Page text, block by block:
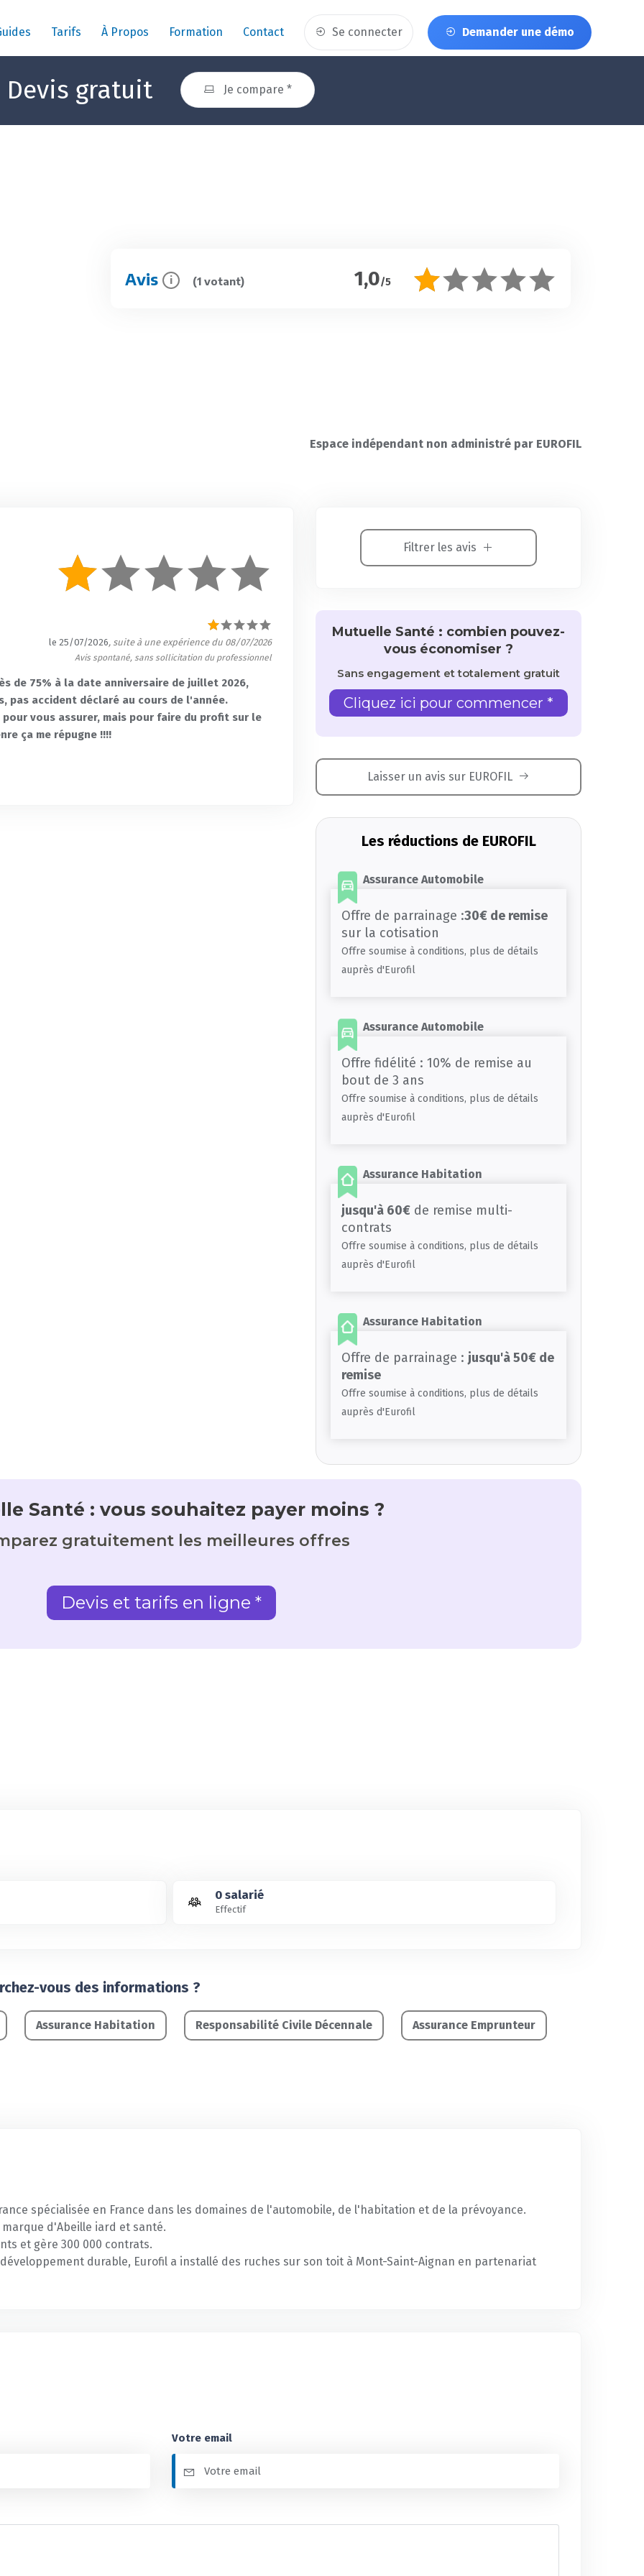
Tarifs À Propos Formation Contact Se connecter Demander une démo
Devis gratuit Je compare *
Avis i (1 votant) 1,0/5
Espace indépendant non administré par EUROFIL
le 25/07/2026, suite à une expérience du 08/07/2026
Avis spontané, sans sollicitation du professionnel
de 75% à la date anniversaire de juillet 2026,
pas accident déclaré au cours de l'année.
vous assurer, mais pour faire du profit sur le
ça me répugne !!!!
Filtrer les avis
Mutuelle Santé : combien pouvez-
vous économiser ?
Sans engagement et totalement gratuit
Cliquez ici pour commencer *
Laisser un avis sur EUROFIL
Les réductions de EUROFIL
Assurance Automobile
Offre de parrainage :30€ de remise
sur la cotisation
Offre soumise à conditions, plus de détails
auprès d'Eurofil
Assurance Automobile
Offre fidélité : 10% de remise au
bout de 3 ans
Offre soumise à conditions, plus de détails
auprès d'Eurofil
Assurance Habitation
jusqu'à 60€ de remise multi-
contrats
Offre soumise à conditions, plus de détails
auprès d'Eurofil
Assurance Habitation
Offre de parrainage : jusqu'à 50€ de
remise
Offre soumise à conditions, plus de détails
auprès d'Eurofil
Santé : vous souhaitez payer moins ?
gratuitement les meilleures offres
Devis et tarifs en ligne *
0 salarié
Effectif
vous des informations ?
Assurance Habitation Responsabilité Civile Décennale Assurance Emprunteur
spécialisée en France dans les domaines de l'automobile, de l'habitation et de la prévoyance.
marque d'Abeille iard et santé.
et gère 300 000 contrats.
durable, Eurofil a installé des ruches sur son toit à Mont-Saint-Aignan en partenariat
Votre email